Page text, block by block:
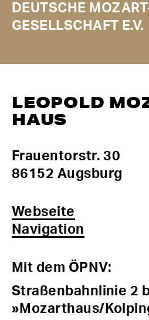
DEUTSCHE
GESELLSCHAFT E.V.
LEOPOLD
HAUS
Frauentorstr. 30
86152 Augsburg
Webseite
Navigation
Mit dem ÖPNV:
Straßenbahnlinie 2
»Mozarthaus/